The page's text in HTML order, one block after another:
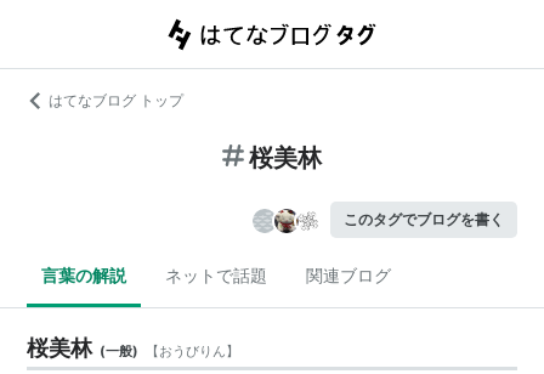
はてなブログ トップ
桜美林
このタグでブログを書く
言葉の解説 ネットで話題 関連ブログ
桜美林 (一般) 【おうびりん】